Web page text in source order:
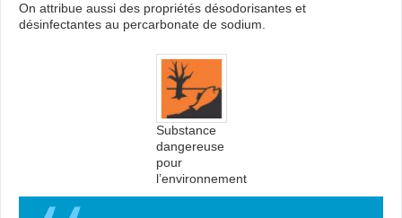
On attribue aussi des propriétés désodorisantes et
désinfectantes au percarbonate de sodium.
Substance
dangereuse
pour
l’environnement